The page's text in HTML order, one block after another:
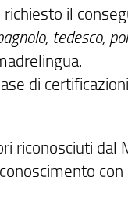
richiesto il
tedesco,
di
riconosciuti dal